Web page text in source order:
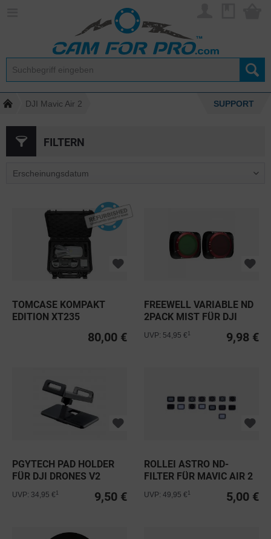
DJI Mavic Air 2 SUPPORT
FILTERN
TOMCASE KOMPAKT
EDITION XT235
80,00 €
FREEWELL VARIABLE ND
2PACK MIST FÜR DJI
9,98 €
UVP: 54,95 €
PGYTECH PAD HOLDER
FÜR DJI DRONES V2
9,50 €
UVP: 34,95 €
ROLLEI ASTRO ND-
FILTER FÜR MAVIC AIR 2
5,00 €
UVP: 49,95 €